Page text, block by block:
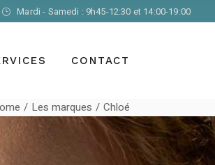
Mardi - Samedi : 9h45-12:30 et 14:00-19:00
CONTACT
Les marques Chloé